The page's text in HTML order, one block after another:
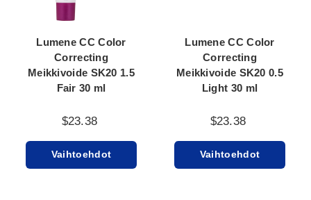
Lumene CC Color
Correcting
Meikkivoide SK20 1.5
Fair 30 ml
$23.38
Vaihtoehdot
Lumene CC Color
Correcting
Meikkivoide SK20 0.5
Light 30 ml
$23.38
Vaihtoehdot